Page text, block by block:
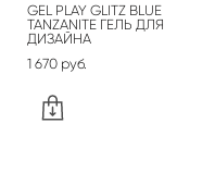
GEL PLAY GLITZ BLUE
TANZANITE ГЕЛЬ ДЛЯ
ДИЗАЙНА
1 670 pуб.